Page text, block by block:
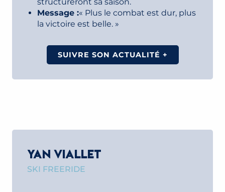
Message :« Plus le combat est dur, plus
la victoire est belle. »
SUIVRE SON ACTUALITÉ +
YAN VIALLET
SKI FREERIDE